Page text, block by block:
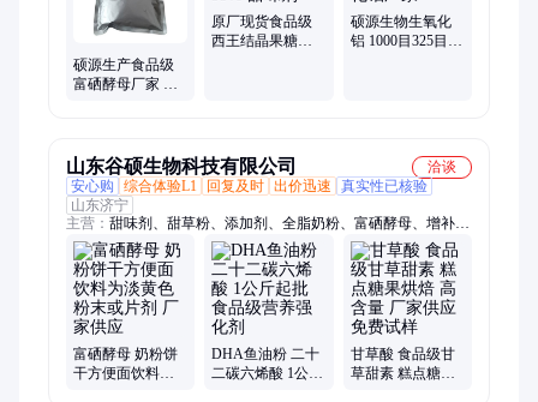
硕源生产食品级
富硒酵母厂家 有
原厂现货食品级
西王结晶果糖总
硕源生物生氧化
铝 1000目325目煅
山东谷硕生物科技有限公司
洽谈
安心购
综合体验L1 回复及时 出价迅速
真实性已核验
山东济宁
主营： 甜味剂、甜草粉、添加剂、全脂奶粉、富硒酵母、增补
剂、氨基酸、强化剂、葡聚糖、edta铁钠、l-赖氨酸、糖果糕点、
食品烘焙、麦芽酮糖、饼干饮料、微量元素、酪朊酸钠、糕点饼
干、蛋糕饮料、富锌酵母、糕点饮料、富铬酵母、生物酶制剂、
大豆低聚肽、/希杰l-精氨酸
富硒酵母 奶粉饼
干方便面饮料为
DHA鱼油粉 二十
二碳六烯酸 1公斤
甘草酸 食品级甘
草甜素 糕点糖果